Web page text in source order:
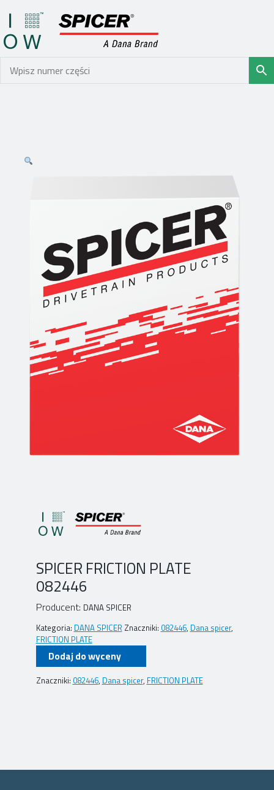
SPICER FRICTION PLATE
082446
Producent: DANA SPICER
Kategoria: DANA SPICER Znaczniki: 082446, Dana spicer,
FRICTION PLATE
Dodaj do wyceny
Znaczniki: 082446, Dana spicer, FRICTION PLATE